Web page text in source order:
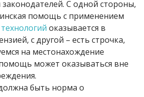
С одной стороны,
помощь с применением
оказывается в
с другой – есть строчка,
на местонахождение
может оказываться вне
быть норма о